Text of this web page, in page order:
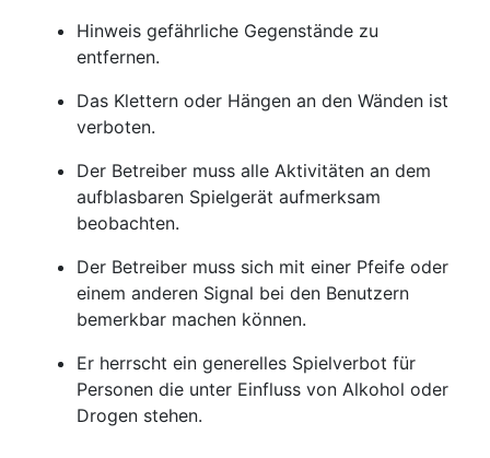
Hinweis gefährliche Gegenstände zu
entfernen.
Das Klettern oder Hängen an den Wänden ist
verboten.
Der Betreiber muss alle Aktivitäten an dem
aufblasbaren Spielgerät aufmerksam
beobachten.
Der Betreiber muss sich mit einer Pfeife oder
einem anderen Signal bei den Benutzern
bemerkbar machen können.
Er herrscht ein generelles Spielverbot für
Personen die unter Einfluss von Alkohol oder
Drogen stehen.